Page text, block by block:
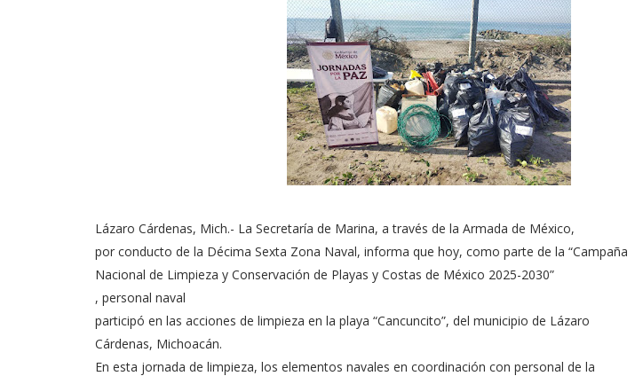
Lázaro Cárdenas, Mich.- La Secretaría de Marina, a través de la Armada de México,
por conducto de la Décima Sexta Zona Naval, informa que hoy, como parte de la “Campaña
Nacional de Limpieza y Conservación de Playas y Costas de México 2025-2030”
, personal naval
participó en las acciones de limpieza en la playa “Cancuncito”, del municipio de Lázaro
Cárdenas, Michoacán.
En esta jornada de limpieza, los elementos navales en coordinación con personal de la